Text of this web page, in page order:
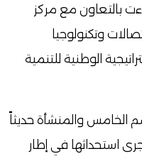
بالتعاون مع مركز
وتكنولوجيا
الوطنية للتنمية
الخامس والمنشأة حديثاً
فنجري، وزير العدل رقم ٤٦٣٦ لسنة ٢٠٢٤ والتي جرى استحداثها في إطار